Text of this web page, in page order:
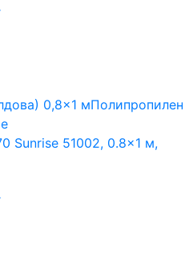
0,8x1 мПолипропилен
Sunrise 51002, 0.8×1 м,